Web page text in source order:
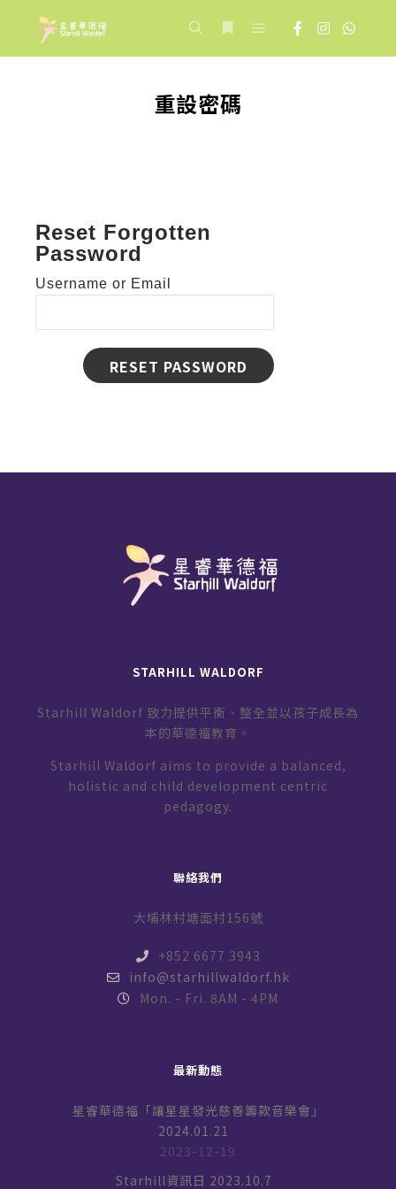
重設密碼
Reset Forgotten
Password
Username or Email
STARHILL WALDORF
Starhill Waldorf 致力提供平衡、整全並以孩子成長為
本的華德福教育。
Starhill Waldorf aims to provide a balanced,
holistic and child development centric
pedagogy.
聯絡我們
大埔林村塘面村156號
+852 6677 3943
info@starhillwaldorf.hk
Mon. - Fri. 8AM - 4PM
最新動態
星睿華德福「讓星星發光慈善籌款音樂會」
2024.01.21
2023-12-19
Starhill資訊日 2023.10.7